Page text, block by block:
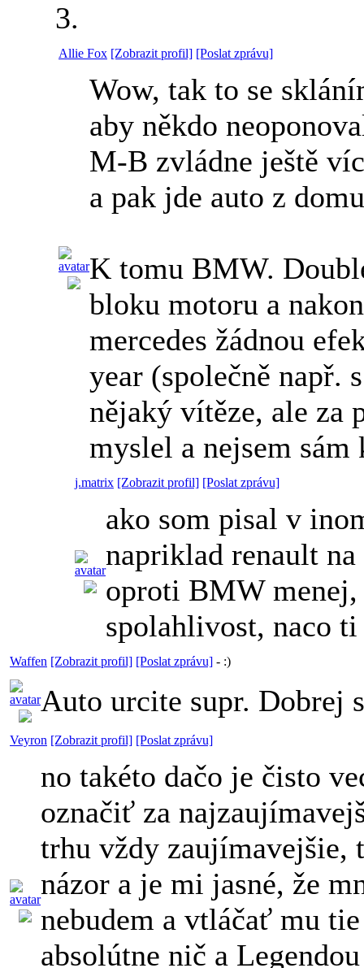
3.
Allie Fox [Zobrazit profil] [Poslat zprávu]
Wow, tak to se
aby někdo
M-B zvládne ještě
a pak jde auto z
K tomu BMW.
bloku motoru a
mercedes žádnou
year (společně např.
nějaký vítěze, ale za
myslel a nejsem
j.matrix [Zobrazit profil] [Poslat zprávu]
ako som pisal v
napriklad renault
oproti BMW menej,
spolahlivost, naco
Waffen [Zobrazit profil] [Poslat zprávu] - :)
Auto urcite supr. Dobrej
Veyron [Zobrazit profil] [Poslat zprávu]
no takéto dačo je čisto
označiť za
trhu vždy zaujímavejšie,
názor a je mi jasné, že
nebudem a vtláčať mu
absolútne nič a